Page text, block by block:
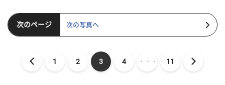
次のページ 次の写真へ
1 2 3 4 ・・・ 11